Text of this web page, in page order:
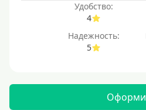
Удобство:
4
Надежность:
5